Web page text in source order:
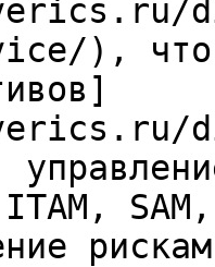
), что